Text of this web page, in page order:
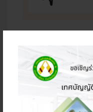
ข่าวสารประชา
ประกาศเทศบาลต